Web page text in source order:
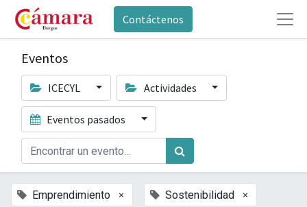
Contáctenos
Eventos
ICECYL Actividades
Eventos pasados
Emprendimiento × Sostenibilidad ×